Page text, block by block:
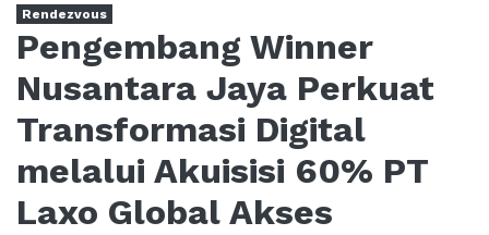
Rendezvous
Pengembang Winner
Nusantara Jaya Perkuat
Transformasi Digital
melalui Akuisisi 60% PT
Laxo Global Akses